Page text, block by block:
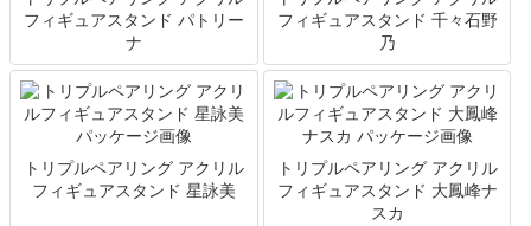
フィギュアスタンド パトリー
ナ
フィギュアスタンド 千々石野
乃
トリプルペアリング アクリル
フィギュアスタンド 星詠美
トリプルペアリング アクリル
フィギュアスタンド 大鳳峰ナ
スカ